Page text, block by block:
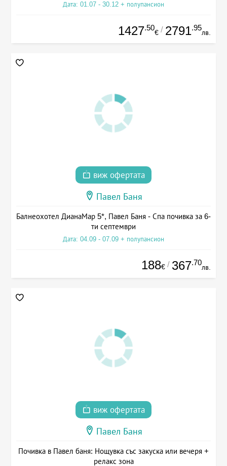
Дата: 01.07 - 30.12 + полупансион
1427.50
€ / 2791.95
лв.
виж офертата
Павел Баня
Балнеохотел ДианаМар 5*, Павел Баня - Спа почивка за 6-
ти септември
Дата: 04.09 - 07.09 + полупансион
188€ / 367.70
лв.
виж офертата
Павел Баня
Почивка в Павел баня: Нощувка със закуска или вечеря +
релакс зона